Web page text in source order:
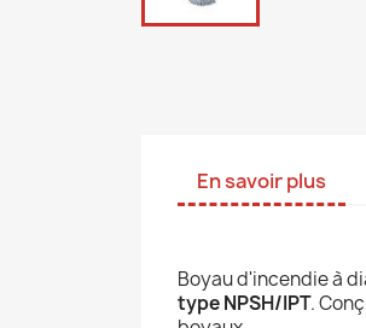
En savoir plus
Boyau d'incendie à
type NPSH/IPT.